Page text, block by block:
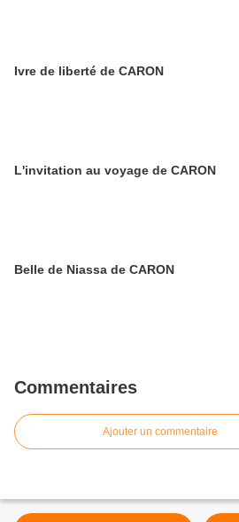
Ivre de liberté de CARON
L'invitation au voyage de CARON
Belle de Niassa de CARON
Commentaires
Ajouter un commentaire